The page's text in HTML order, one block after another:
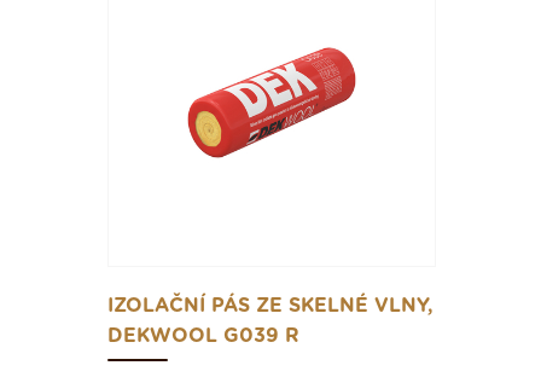
IZOLAČNÍ PÁS ZE SKELNÉ VLNY,
DEKWOOL G039 R